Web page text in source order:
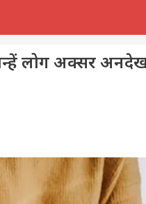
लोग अक्सर